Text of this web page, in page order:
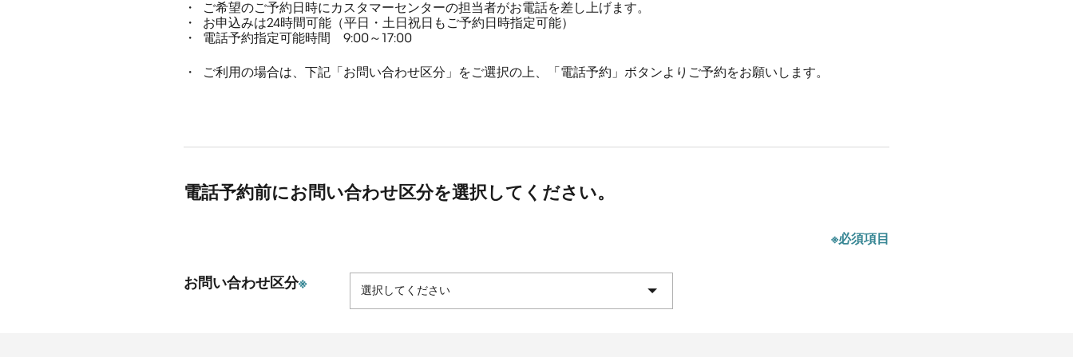
ご希望のご予約日時にカスタマーセンターの担当者がお電話を差し上げます。
お申込みは24時間可能（平日・土日祝日もご予約日時指定可能）
電話予約指定可能時間 9:00～17:00
ご利用の場合は、下記「お問い合わせ区分」をご選択の上、「電話予約」ボタンよりご予約をお願いします。
電話予約前にお問い合わせ区分を選択してください。
※必須項目
お問い合わせ区分※